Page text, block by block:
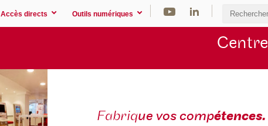
Accès directs Outils numériques
Centre
Fabrique vos compétences.